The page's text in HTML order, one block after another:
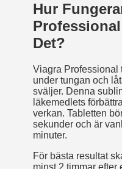
Hur
Det?
Viagra Professional
under tungan och
sväljer. Denna
läkemedlets
verkan. Tabletten
sekunder och är
minuter.
För bästa resultat